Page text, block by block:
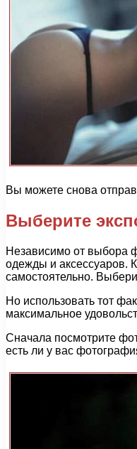
Вы можете снова
Выберите
Независимо от выбора
одежды и аксессуаров.
самостоятельно.
Но использовать тот
максимальное
Сначала посмотрите
есть ли у вас